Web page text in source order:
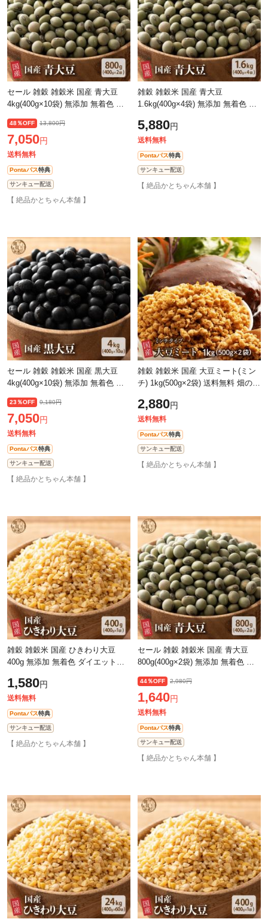
セール 雑穀 雑穀米 国産 青大豆
4kg(400g×10袋) 無添加 無着色 ダ
ク質
48％OFF 13,800円
7,050円
送料無料
Pontaパス特典
サンキュー配送
【 絶品かとちゃん本舗 】
雑穀 雑穀米 国産 青大豆
1.6kg(400g×4袋) 無添加 無着色 ダ
ク質
5,880円
送料無料
Pontaパス特典
サンキュー配送
【 絶品かとちゃん本舗 】
セール 雑穀 雑穀米 国産 黒大豆
4kg(400g×10袋) 無添加 無着色 ダ
ク質
23％OFF 9,180円
7,050円
送料無料
Pontaパス特典
サンキュー配送
【 絶品かとちゃん本舗 】
雑穀 雑穀米 国産 大豆ミート(ミン
チ) 1kg(500g×2袋) 送料無料 畑のお
ット食品 置き換えダイエット ソ
2,880円
送料無料
Pontaパス特典
サンキュー配送
【 絶品かとちゃん本舗 】
雑穀 雑穀米 国産 ひきわり大豆
400g 無添加 無着色 ダイエット食
1,580円
送料無料
Pontaパス特典
サンキュー配送
【 絶品かとちゃん本舗 】
セール 雑穀 雑穀米 国産 青大豆
800g(400g×2袋) 無添加 無着色 ダ
ク質
44％OFF 2,980円
1,640円
送料無料
Pontaパス特典
サンキュー配送
【 絶品かとちゃん本舗 】